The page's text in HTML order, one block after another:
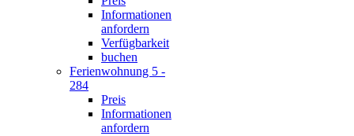
Informationen
anfordern
Verfügbarkeit
buchen
Ferienwohnung 5 -
284
Preis
Informationen
anfordern